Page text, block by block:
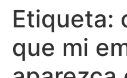
Etiqueta:
que mi